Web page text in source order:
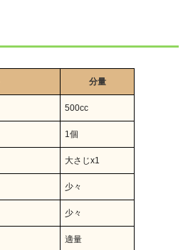
分量
500cc
1個
大さじx1
少々
少々
適量